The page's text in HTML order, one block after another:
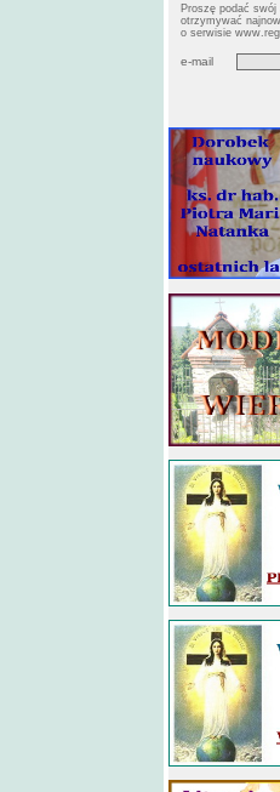
Proszę podać
otrzymywać
o serwisie
e-mail